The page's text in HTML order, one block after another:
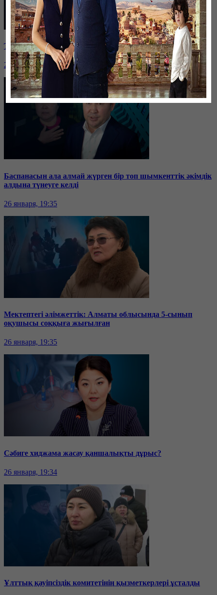
Таразда ТЭЦ қызметкерлері жалақы көтеруді талап етті
26 января, 19:36
Баспанасын ала алмай жүрген бір топ шымкенттік әкімдік
алдына түнеуге келді
26 января, 19:35
Мектептегі әлімжеттік: Алматы облысында 5-сынып
оқушысы соққыға жығылған
26 января, 19:35
Сәбиге хиджама жасау қаншалықты дұрыс?
26 января, 19:34
Ұлттық қауіпсіздік комитетінің қызметкерлері ұсталды